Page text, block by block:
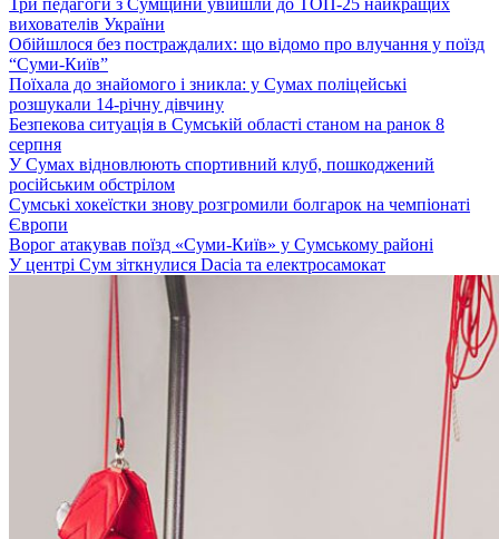
Три педагоги з Сумщини увійшли до ТОП-25 найкращих
вихователів України
Обійшлося без постраждалих: що відомо про влучання у поїзд
“Суми-Київ”
Поїхала до знайомого і зникла: у Сумах поліцейські
розшукали 14-річну дівчину
Безпекова ситуація в Сумській області станом на ранок 8
серпня
У Сумах відновлюють спортивний клуб, пошкоджений
російським обстрілом
Сумські хокеїстки знову розгромили болгарок на чемпіонаті
Європи
Ворог атакував поїзд «Суми-Київ» у Сумському районі
У центрі Сум зіткнулися Dacia та електросамокат